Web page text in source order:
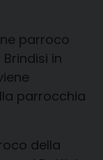
parroco
in
parrocchia
della